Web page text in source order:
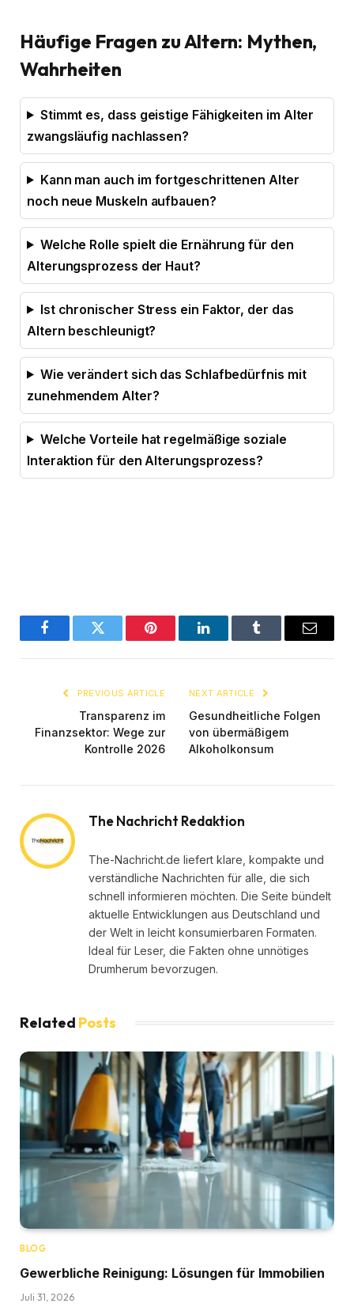
Häufige Fragen zu Altern: Mythen,
Wahrheiten
Stimmt es, dass geistige Fähigkeiten im Alter
zwangsläufig nachlassen?
Kann man auch im fortgeschrittenen Alter
noch neue Muskeln aufbauen?
Welche Rolle spielt die Ernährung für den
Alterungsprozess der Haut?
Ist chronischer Stress ein Faktor, der das
Altern beschleunigt?
Wie verändert sich das Schlafbedürfnis mit
zunehmendem Alter?
Welche Vorteile hat regelmäßige soziale
Interaktion für den Alterungsprozess?
FacebookTwitter Pinterest LinkedInTumblr Email
PREVIOUS ARTICLE
Transparenz im
Finanzsektor: Wege zur
Kontrolle 2026
NEXT ARTICLE
Gesundheitliche Folgen
von übermäßigem
Alkoholkonsum
The Nachricht Redaktion
The-Nachricht.de liefert klare, kompakte und
verständliche Nachrichten für alle, die sich
schnell informieren möchten. Die Seite bündelt
aktuelle Entwicklungen aus Deutschland und
der Welt in leicht konsumierbaren Formaten.
Ideal für Leser, die Fakten ohne unnötiges
Drumherum bevorzugen.
Related Posts
BLOG
Gewerbliche Reinigung: Lösungen für Immobilien
Juli 31, 2026